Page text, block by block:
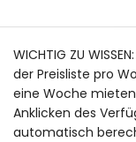
außen Sitz- und
3
Weitere
nächste Stadt:
nächster Fluss
WICHTIG ZU
der Preisliste pro
eine Woche
Anklicken des
automatisch